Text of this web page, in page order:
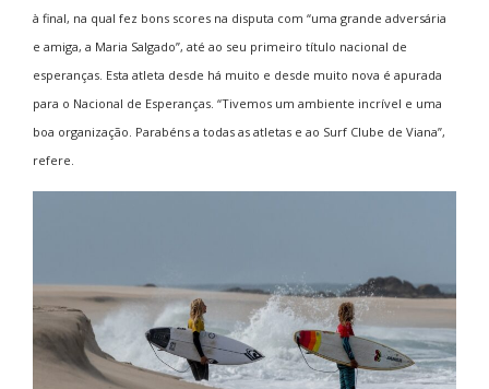
à final, na qual fez bons scores na disputa com “uma grande adversária
e amiga, a Maria Salgado”, até ao seu primeiro título nacional de
esperanças. Esta atleta desde há muito e desde muito nova é apurada
para o Nacional de Esperanças. “Tivemos um ambiente incrível e uma
boa organização. Parabéns a todas as atletas e ao Surf Clube de Viana”,
refere.